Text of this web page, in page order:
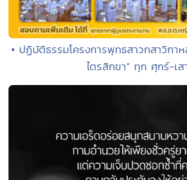
• ปฏิบัติธรรมโครงการพุทธสาวกสาวิก
ไตรสิกขา” ทุก ศุกร์-เ